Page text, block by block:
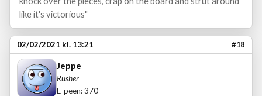
like it's victorious"
02/02/2021 kl. 13:21 #18
Jeppe
Rusher
E-peen: 370